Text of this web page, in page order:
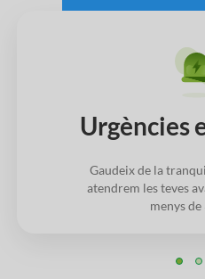
Urgències
Gaudeix de la
atendrem les teves
menys de